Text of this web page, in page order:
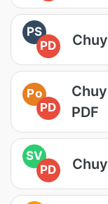
PS
PD
Po
PD
PDF
SV
PD